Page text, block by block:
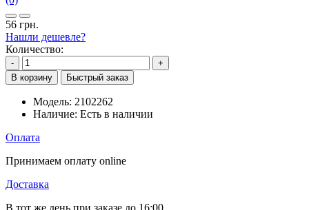
56 грн.
Нашли дешевле?
Количество:
-
+
В корзину
Быстрый заказ
Модель: 2102262
Наличие: Есть в наличии
Оплата
Принимаем оплату online
Доставка
В тот же день при заказе до 16:00